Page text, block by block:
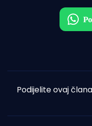
Podijelite ovaj